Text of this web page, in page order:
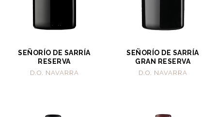
SEÑORÍO DE SARRÍA
RESERVA
D.O. NAVARRA
SEÑORÍO DE SARRÍA
GRAN RESERVA
D.O. NAVARRA